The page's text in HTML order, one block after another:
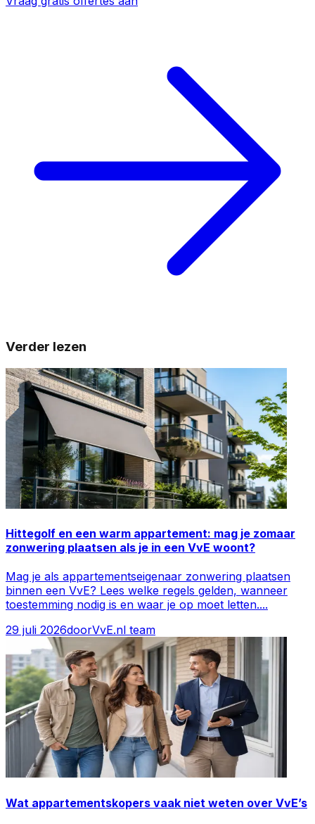
Verder lezen
Hittegolf en een warm appartement: mag je zomaar
zonwering plaatsen als je in een VvE woont?
Mag je als appartementseigenaar zonwering plaatsen
binnen een VvE? Lees welke regels gelden, wanneer
toestemming nodig is en waar je op moet letten....
29 juli 2026doorVvE.nl team
Wat appartementskopers vaak niet weten over VvE’s